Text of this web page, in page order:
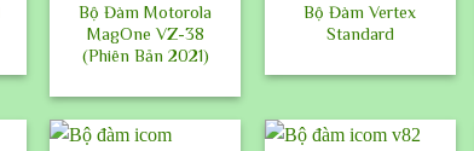
Bộ Đàm Motorola
MagOne VZ-38
(Phiên Bản 2021)
Bộ Đàm Vertex
Standard